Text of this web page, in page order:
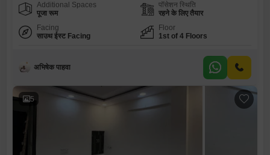
Additional Spaces
पूजा रूम
पॉसेशन स्थिति
रहने के लिए तैयार
Facing
साउथ ईस्ट Facing
Floor
1st of 4 Floors
अभिषेक पाहवा
5